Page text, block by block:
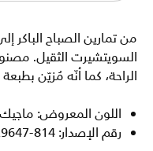
من تمارين الصباح الباكر
السويتشيرت الثقيل.
الراحة، كما أنّه مُزيّن
اللون المعروض: ماجيك
رقم الإصدار: DX9647-814